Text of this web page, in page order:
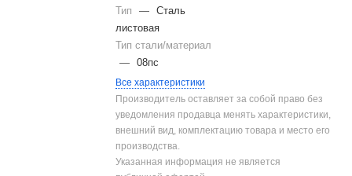
Тип
—
Сталь
листовая
Тип стали/материал
—
08пс
Все характеристики
Производитель оставляет за собой право без
уведомления продавца менять характеристики,
внешний вид, комплектацию товара и место его
производства.
Указанная информация не является